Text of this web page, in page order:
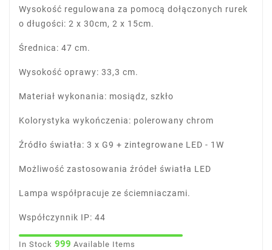
Wysokość regulowana za pomocą dołączonych rurek
o długości: 2 x 30cm, 2 x 15cm.
Średnica: 47 cm.
Wysokość oprawy: 33,3 cm.
Materiał wykonania: mosiądz, szkło
Kolorystyka wykończenia: polerowany chrom
Źródło światła: 3 x G9 + zintegrowane LED - 1W
Możliwość zastosowania źródeł światła LED
Lampa współpracuje ze ściemniaczami.
Współczynnik IP: 44
In Stock 999 Available Items